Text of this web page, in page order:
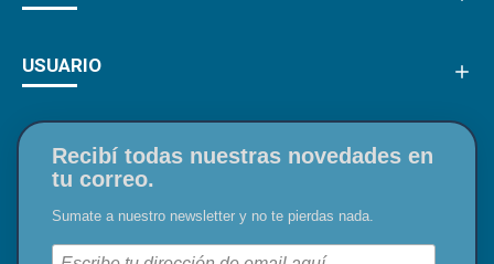
USUARIO
Recibí todas nuestras novedades en
tu correo.
Sumate a nuestro newsletter y no te pierdas nada.